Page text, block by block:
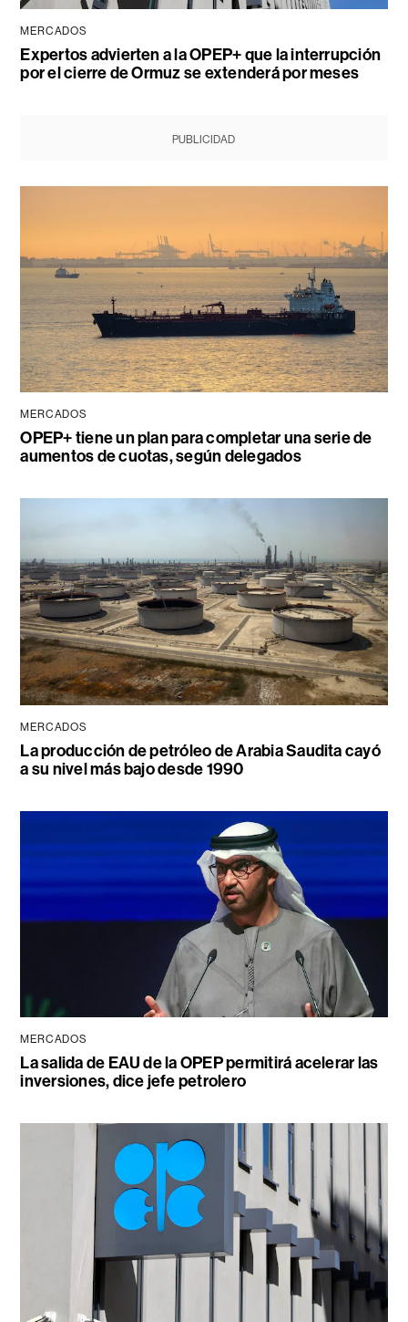
MERCADOS
Expertos advierten a la OPEP+ que la interrupción
por el cierre de Ormuz se extenderá por meses
PUBLICIDAD
MERCADOS
OPEP+ tiene un plan para completar una serie de
aumentos de cuotas, según delegados
MERCADOS
La producción de petróleo de Arabia Saudita cayó
a su nivel más bajo desde 1990
MERCADOS
La salida de EAU de la OPEP permitirá acelerar las
inversiones, dice jefe petrolero